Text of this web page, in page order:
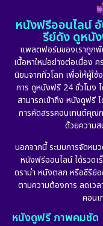
หนังฟรีออนไลน์
รีย์ดัง ดูหนั
แพลตฟอร์มของเราถูก
เนื้อหาใหม่อย่างต่อเนื่อง
นิยมจากทั่วโลก เพื่อให้ผู้ใ
การ ดูหนังฟรี 24 ชั่วโมง
สามารถเข้าถึง หนังดูฟรี
การคัดสรรคอนเทนต์คุณ
ด้วยความ
นอกจากนี้ ระบบการจัดหม
หนังฟรีออนไลน์ ได้รวดเ
ดราม่า หนังตลก หรือซีรีย์
ตามความต้องการ ลดเวล
คอน
หนังดูฟรี ภาพคมชัด